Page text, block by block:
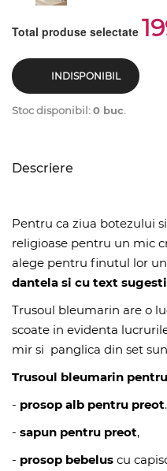
Total produse selectate
INDISPONIBIL
Stoc disponibil:0 buc.
Descriere
Pentru ca ziua botezului
religioase pentru un mic
alege pentru finutul lor un
dantela si cu text
Trusoul bleumarin are o
scoate in evidenta
mir si panglica din set
Trusoul bleumarin
- prosop alb pentru preot
- sapun pentru preot,
- prosop bebelus cu